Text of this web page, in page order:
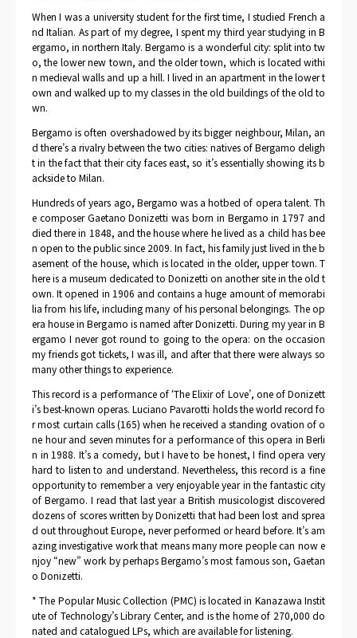
When I was a university student for the first time, I studied French a
nd Italian. As part of my degree, I spent my third year studying in B
ergamo, in northern Italy. Bergamo is a wonderful city: split into tw
o, the lower new town, and the older town, which is located withi
n medieval walls and up a hill. I lived in an apartment in the lower t
own and walked up to my classes in the old buildings of the old to
wn.
Bergamo is often overshadowed by its bigger neighbour, Milan, an
d there’s a rivalry between the two cities: natives of Bergamo deligh
t in the fact that their city faces east, so it’s essentially showing its b
ackside to Milan.
Hundreds of years ago, Bergamo was a hotbed of opera talent. Th
e composer Gaetano Donizetti was born in Bergamo in 1797 and
died there in 1848, and the house where he lived as a child has bee
n open to the public since 2009. In fact, his family just lived in the b
asement of the house, which is located in the older, upper town. T
here is a museum dedicated to Donizetti on another site in the old t
own. It opened in 1906 and contains a huge amount of memorabi
lia from his life, including many of his personal belongings. The op
era house in Bergamo is named after Donizetti. During my year in B
ergamo I never got round to going to the opera: on the occasion
my friends got tickets, I was ill, and after that there were always so
many other things to experience.
This record is a performance of ‘The Elixir of Love’, one of Donizett
i’s best-known operas. Luciano Pavarotti holds the world record fo
r most curtain calls (165) when he received a standing ovation of o
ne hour and seven minutes for a performance of this opera in Berli
n in 1988. It’s a comedy, but I have to be honest, I find opera very
hard to listen to and understand. Nevertheless, this record is a fine
opportunity to remember a very enjoyable year in the fantastic city
of Bergamo. I read that last year a British musicologist discovered
dozens of scores written by Donizetti that had been lost and sprea
d out throughout Europe, never performed or heard before. It’s am
azing investigative work that means many more people can now e
njoy “new” work by perhaps Bergamo’s most famous son, Gaetan
o Donizetti.
* The Popular Music Collection (PMC) is located in Kanazawa Instit
ute of Technology’s Library Center, and is the home of 270,000 do
nated and catalogued LPs, which are available for listening.